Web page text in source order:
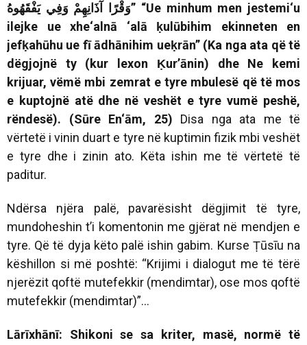
يَفْقَهُوهُ وَفِي آذَانِهِمْ وَقْرًا” “Ue minhum men jestemi‘u
ilejke ue xhe‘alnā ‘alā ḳulūbihim ekinneten en
jefḳahūhu ue fī ādhānihim ueḳrān” (Ka nga ata që të
dëgjojnë ty (kur lexon Ḳur’ānin) dhe Ne kemi
krijuar, vëmë mbi zemrat e tyre mbulesë që të mos
e kuptojnë atë dhe në veshët e tyre vumë peshë,
rëndesë). (Sūre En‘ām, 25) Disa nga ata me të
vërtetë i vinin duart e tyre në kuptimin fizik mbi veshët
e tyre dhe i zinin ato. Këta ishin me të vërtetë të
paditur.
Ndërsa njëra palë, pavarësisht dëgjimit të tyre,
mundoheshin t’i komentonin me gjërat në mendjen e
tyre. Që të dyja këto palë ishin gabim. Kurse Ṭūsīu na
këshillon si më poshtë: “Krijimi i dialogut me të tërë
njerëzit qoftë mutefekkir (mendimtar), ose mos qoftë
mutefekkir (mendimtar)”...
Lārīxhānī: Shikoni se sa kriter, masë, normë të